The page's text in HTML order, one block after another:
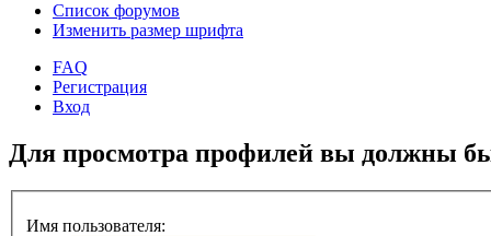
Список форумов
Изменить размер шрифта
FAQ
Регистрация
Вход
Для просмотра профилей вы должны
Имя пользователя: